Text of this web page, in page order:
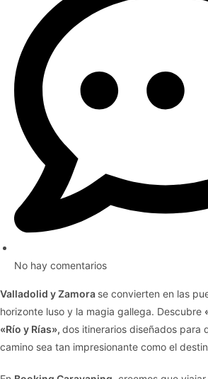
No hay comentarios
Valladolid y Zamora se convierten en las
horizonte luso y la magia gallega. Descubre
«Río y Rías», dos itinerarios diseñados para
camino sea tan impresionante como el